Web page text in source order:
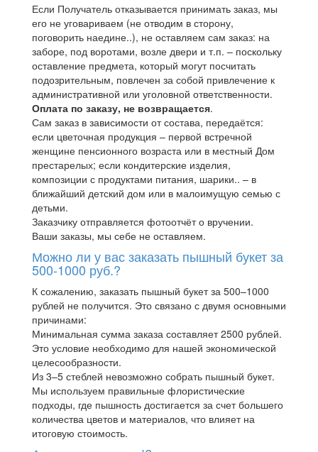
Если Получатель отказывается принимать заказ, мы
его не уговариваем (не отводим в сторону,
поговорить наедине..), не оставляем сам заказ: на
заборе, под воротами, возле двери и т.п. – поскольку
оставление предмета, который могут посчитать
подозрительным, повлечен за собой привлечение к
административной или уголовной ответственности.
Оплата по заказу, не возвращается.
Сам заказ в зависимости от состава, передаётся:
если цветочная продукция – первой встречной
женщине пенсионного возраста или в местный Дом
престарелых; если кондитерские изделия,
композиции с продуктами питания, шарики.. – в
ближайший детский дом или в малоимущую семью с
детьми.
Заказчику отправляется фотоотчёт о вручении.
Ваши заказы, мы себе не оставляем.
Можно ли у вас заказать пышный букет за
500-1000 руб.?
К сожалению, заказать пышный букет за 500–1000
рублей не получится. Это связано с двумя основными
причинами:
Минимальная сумма заказа составляет 2500 рублей.
Это условие необходимо для нашей экономической
целесообразности.
Из 3–5 стеблей невозможно собрать пышный букет.
Мы используем правильные флористические
подходы, где пышность достигается за счет большего
количества цветов и материалов, что влияет на
итоговую стоимость.